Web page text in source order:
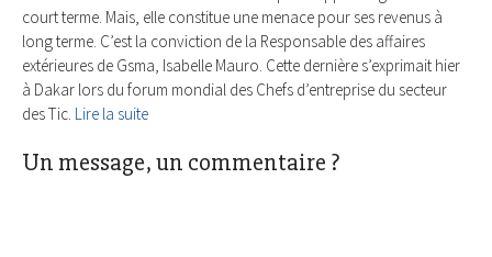
court terme. Mais, elle constitue une menace pour ses revenus à
long terme. C’est la conviction de la Responsable des affaires
extérieures de Gsma, Isabelle Mauro. Cette dernière s’exprimait hier
à Dakar lors du forum mondial des Chefs d’entreprise du secteur
des Tic. Lire la suite
Un message, un commentaire ?